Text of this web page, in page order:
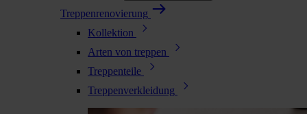
Treppenrenovierung
Kollektion
Arten von treppen
Treppenteile
Treppenverkleidung